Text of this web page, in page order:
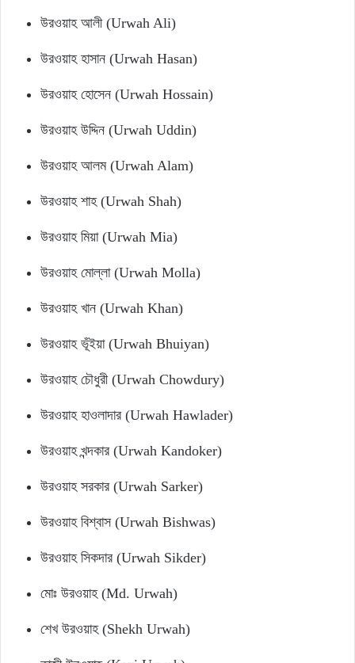
উরওয়াহ আলী (Urwah Ali)
উরওয়াহ হাসান (Urwah Hasan)
উরওয়াহ হোসেন (Urwah Hossain)
উরওয়াহ উদ্দিন (Urwah Uddin)
উরওয়াহ আলম (Urwah Alam)
উরওয়াহ শাহ (Urwah Shah)
উরওয়াহ মিয়া (Urwah Mia)
উরওয়াহ মোল্লা (Urwah Molla)
উরওয়াহ খান (Urwah Khan)
উরওয়াহ ভূঁইয়া (Urwah Bhuiyan)
উরওয়াহ চৌধুরী (Urwah Chowdury)
উরওয়াহ হাওলাদার (Urwah Hawlader)
উরওয়াহ খন্দকার (Urwah Kandoker)
উরওয়াহ সরকার (Urwah Sarker)
উরওয়াহ বিশ্বাস (Urwah Bishwas)
উরওয়াহ সিকদার (Urwah Sikder)
মোঃ উরওয়াহ (Md. Urwah)
শেখ উরওয়াহ (Shekh Urwah)